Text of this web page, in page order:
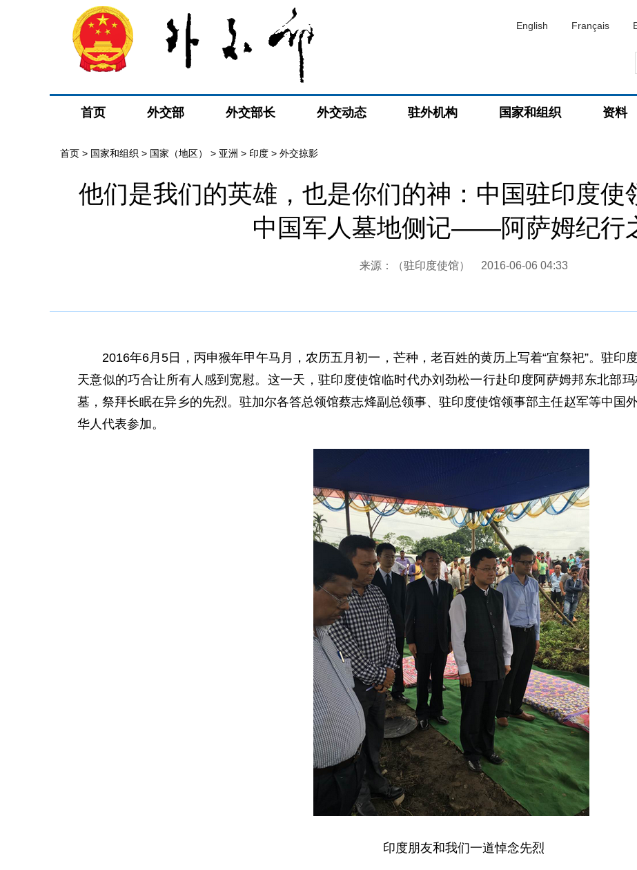
English Français
首页 外交部 外交部长 外交动态 驻外机构 国家和组织 资料
首页 > 国家和组织 > 国家（地区） > 亚洲 > 印度 > 外交掠影
他们是我们的英雄，也是你们的神：中国驻印度使
中国军人墓地侧记——阿萨姆纪行
来源：（驻印度使馆） 2016-06-06 04:33
2016年6月5日，丙申猴年甲午马月，农历五月初一，芒种，老百姓的黄历上写着“宜祭祀”。驻印
天意似的巧合让所有人感到宽慰。这一天，驻印度使馆临时代办刘劲松一行赴印度阿萨姆邦东北部
墓，祭拜长眠在异乡的先烈。驻加尔各答总领馆蔡志烽副总领事、驻印度使馆领事部主任赵军等中国
华人代表参加。
印度朋友和我们一道悼念先烈